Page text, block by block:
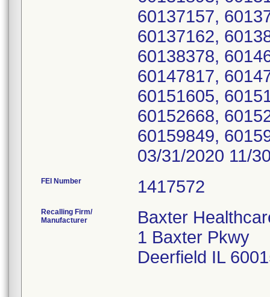
FEI Number
Recalling Firm/
Manufacturer
Baxter
1 Baxter Pkwy
Deerfield IL